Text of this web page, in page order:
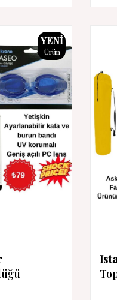
YENI
Ürün